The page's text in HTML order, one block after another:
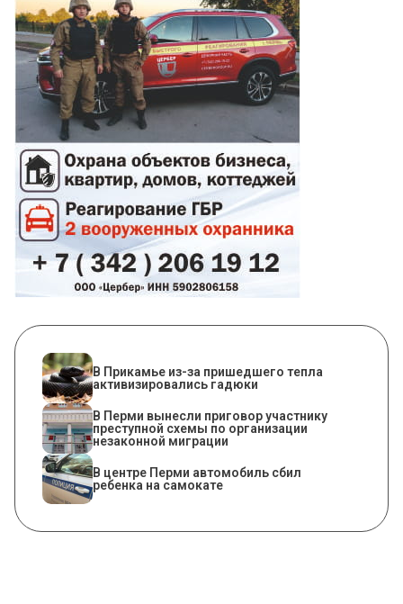
​В Прикамье из-за пришедшего тепла
активизировались гадюки
В Перми вынесли приговор участнику
преступной схемы по организации
незаконной миграции
В центре Перми автомобиль сбил
ребенка на самокате